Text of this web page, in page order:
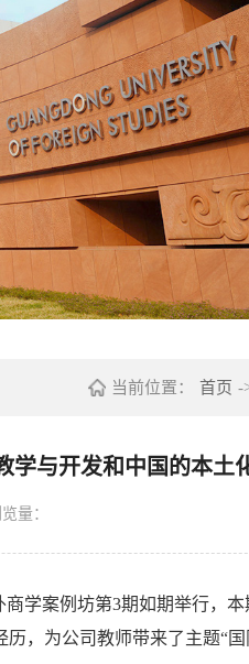
当前位置： 首页 -
学与开发和中国的本土
量：
学案例坊第3期如期举行，
，为公司教师带来了主题“